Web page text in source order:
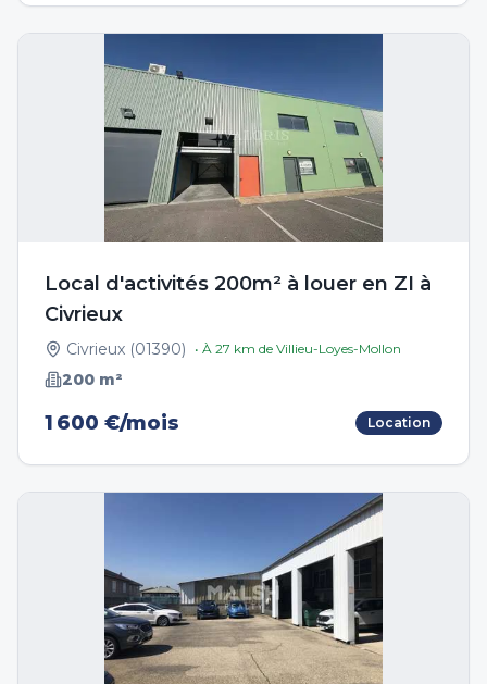
Local d'activités 200m² à louer en ZI à
Civrieux
Civrieux (01390) • À 27 km de Villieu-Loyes-Mollon
200 m²
1 600 €/mois Location